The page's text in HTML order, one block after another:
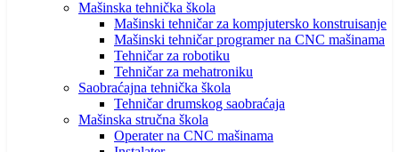
Mašinska tehnička škola
Mašinski tehničar za kompjutersko konstruisanje
Mašinski tehničar programer na CNC mašinama
Tehničar za robotiku
Tehničar za mehatroniku
Saobraćajna tehnička škola
Tehničar drumskog saobraćaja
Mašinska stručna škola
Operater na CNC mašinama